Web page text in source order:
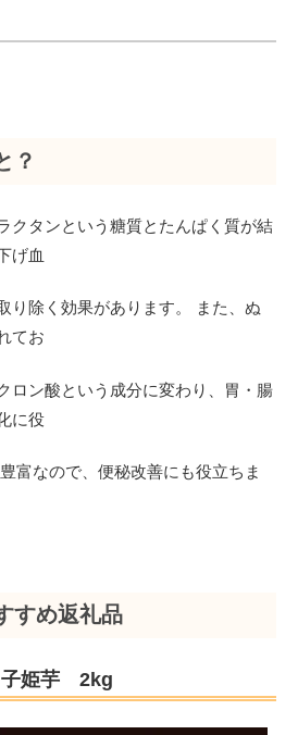
？
クタンという糖質とたんぱく質が結
げ血
り除く効果があります。 また、ぬ
てお
ロン酸という成分に変わり、胃・腸
に役
富なので、便秘改善にも役立ちま
すめ返礼品
姫芋 2kg